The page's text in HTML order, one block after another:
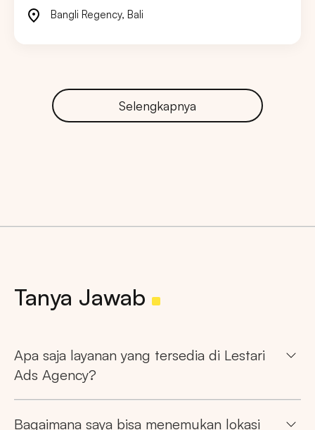
Bangli Regency, Bali
Selengkapnya
Tanya Jawab
Apa saja layanan yang tersedia di Lestari
Ads Agency?
Bagaimana saya bisa menemukan lokasi